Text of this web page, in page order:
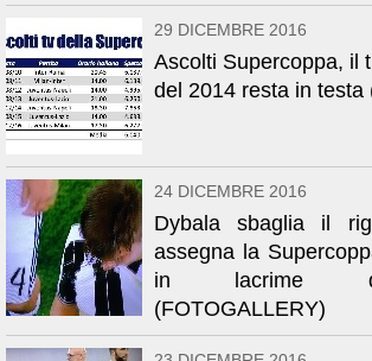
29 DICEMBRE 2016
Ascolti Supercoppa, il
del 2014 resta in testa
24 DICEMBRE 2016
Dybala sbaglia il
assegna la
in lacrime
(FOTOGALLERY)